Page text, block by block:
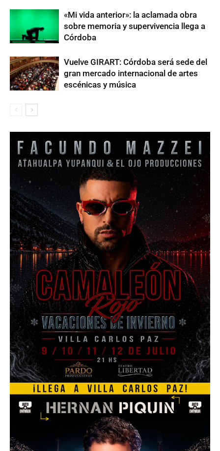
«Mi vida anterior»: la aclamada obra
sobre memoria y supervivencia llega a
Córdoba
Vuelve GIRART: Córdoba será sede del
gran mercado internacional de artes
escénicas y música